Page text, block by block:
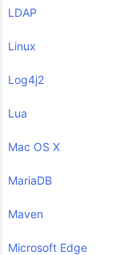
LDAP
Linux
Log4j2
Lua
Mac OS X
MariaDB
Maven
Microsoft Edge